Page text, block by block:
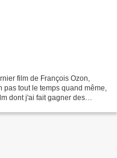
film de François Ozon,
pas tout le temps quand même,
dont j'ai fait gagner des